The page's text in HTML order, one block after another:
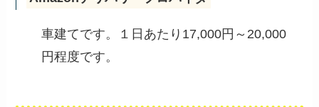
車建てです。１日あたり17,000円～20,000
円程度です。